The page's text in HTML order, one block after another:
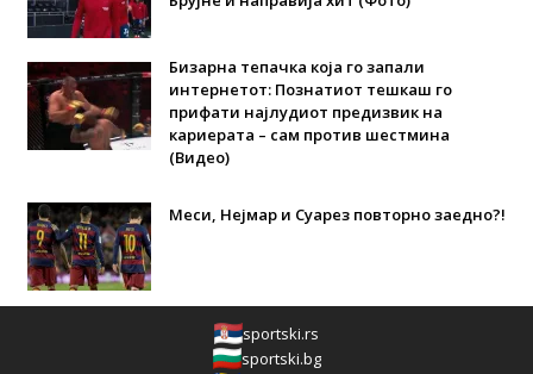
Бизарна тепачка која го запали
интернетот: Познатиот тешкаш го
прифати најлудиот предизвик на
кариерата – сам против шестмина
(Видео)
Меси, Нејмар и Суарез повторно заедно?!
sportski.rs
sportski.bg